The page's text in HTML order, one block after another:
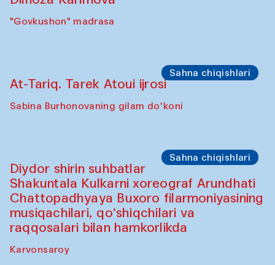
"Govkushon" madrasa
Sahna chiqishlari
At-Tariq. Tarek Atoui ijrosi
Sabina Burhonovaning gilam do'koni
Sahna chiqishlari
Diydor shirin suhbatlar
Shakuntala Kulkarni xoreograf Arundhati
Chattopadhyaya Buxoro filarmoniyasining
musiqachilari, qo‘shiqchilari va
raqqosalari bilan hamkorlikda
Karvonsaroy